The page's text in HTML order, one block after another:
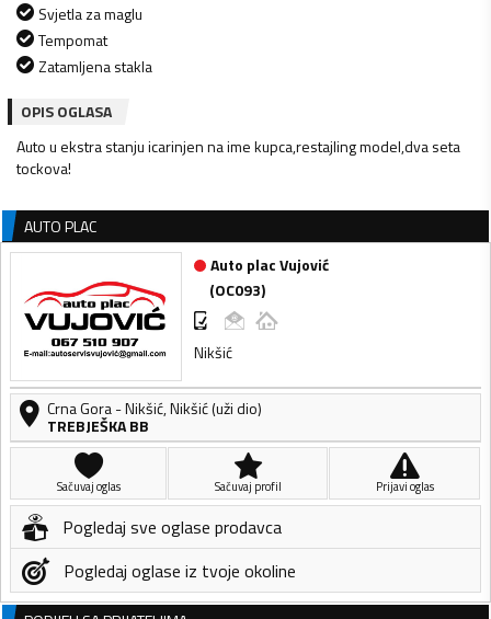
Svjetla za maglu
Tempomat
Zatamljena stakla
OPIS OGLASA
Auto u ekstra stanju icarinjen na ime kupca,restajling model,dva seta
tockova!
AUTO PLAC
Auto plac Vujović
(OC093)
Nikšić
Crna Gora-Nikšić,Nikšić (uži dio)
TREBJEŠKA BB
Sačuvaj oglas Sačuvaj profil Prijavi oglas
Pogledaj sve oglase prodavca
Pogledaj oglase iz tvoje okoline